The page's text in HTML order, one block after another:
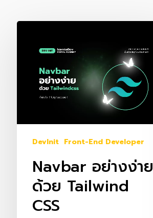
Tailwind
DevInit Front-End Developer
Navbar อย่างง่าย
ด้วย Tailwind
CSS